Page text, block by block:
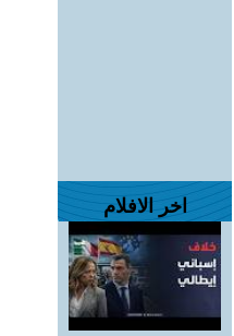
اخر الافلام